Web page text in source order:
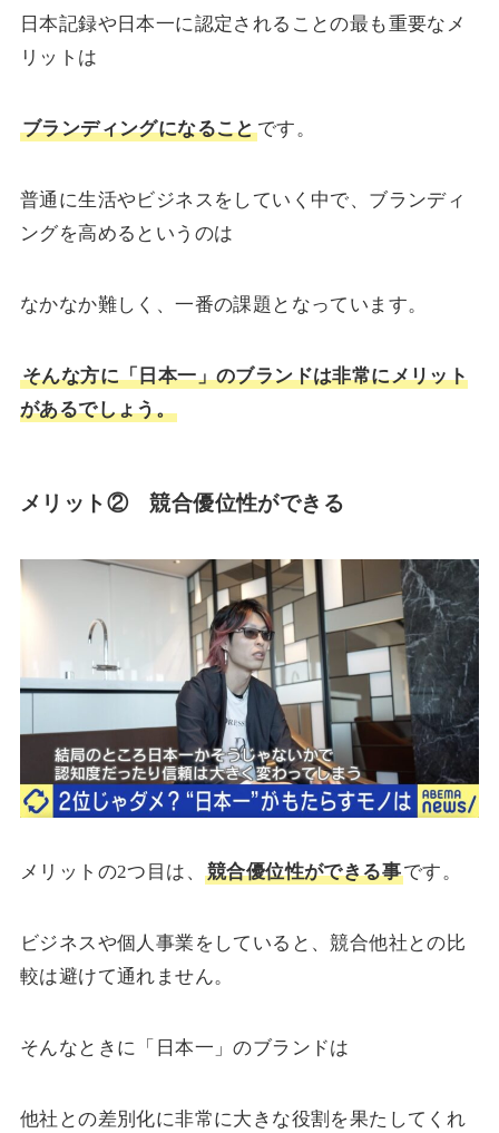
日本記録や日本一に認定されることの最も重要なメ
リットは
ブランディングになることです。
普通に生活やビジネスをしていく中で、ブランディ
ングを高めるというのは
なかなか難しく、一番の課題となっています。
そんな方に「日本一」のブランドは非常にメリット
があるでしょう。
メリット② 競合優位性ができる
メリットの2つ目は、 競合優位性ができる事です。
ビジネスや個人事業をしていると、競合他社との比
較は避けて通れません。
そんなときに「日本一」のブランドは
他社との差別化に非常に大きな役割を果たしてくれ